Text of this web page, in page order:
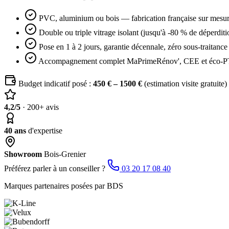
PVC, aluminium ou bois — fabrication française sur
Double ou triple vitrage isolant (jusqu'à -80 % de
Pose en 1 à 2 jours, garantie décennale, zéro sous-traitance
Accompagnement complet MaPrimeRénov', CEE et éco-
Budget indicatif posé : 450 € – 1500 € (estimation visite gratuite)
4,2/5 · 200+ avis
40 ans d'expertise
Showroom Bois-Grenier
Préférez parler à un conseiller ?
03 20 17 08 40
Marques partenaires posées par BDS